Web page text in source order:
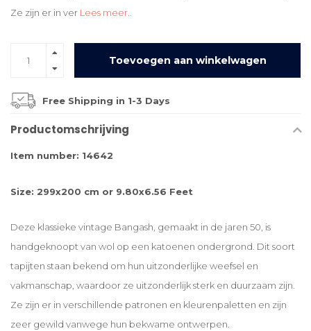
Ze zijn er in ver Lees meer..
Toevoegen aan winkelwagen
Free Shipping in 1-3 Days
Productomschrijving
Item number: 14642
Size: 299x200 cm or 9.80x6.56 Feet
Deze klassieke vintage Bangash, gemaakt in de jaren 50, is
handgeknoopt van wol op een katoenen ondergrond. Dit soort
tapijten staan ​​bekend om hun uitzonderlijke weefsel en
vakmanschap, waardoor ze uitzonderlijk sterk en duurzaam zijn.
Ze zijn er in verschillende patronen en kleurenpaletten en zijn
zeer gewild vanwege hun bekwame ontwerpen.